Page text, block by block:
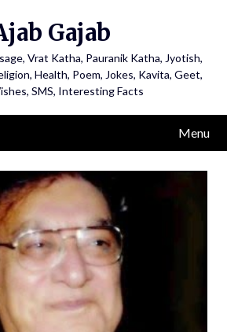
Gajab
Vrat Katha, Pauranik Katha, Jyotish,
Health, Poem, Jokes, Kavita, Geet,
SMS, Interesting Facts
Menu